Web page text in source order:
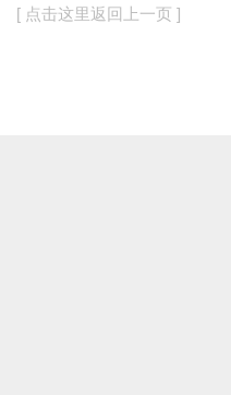
[ 点击这里返回上一页 ]